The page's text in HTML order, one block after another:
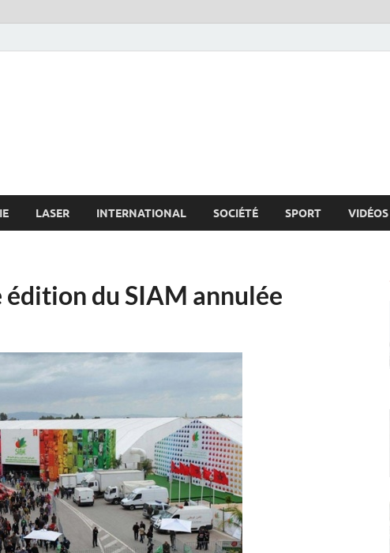
LASER INTERNATIONAL SOCIÉTÉ SPORT VIDÉOS
du SIAM annulée